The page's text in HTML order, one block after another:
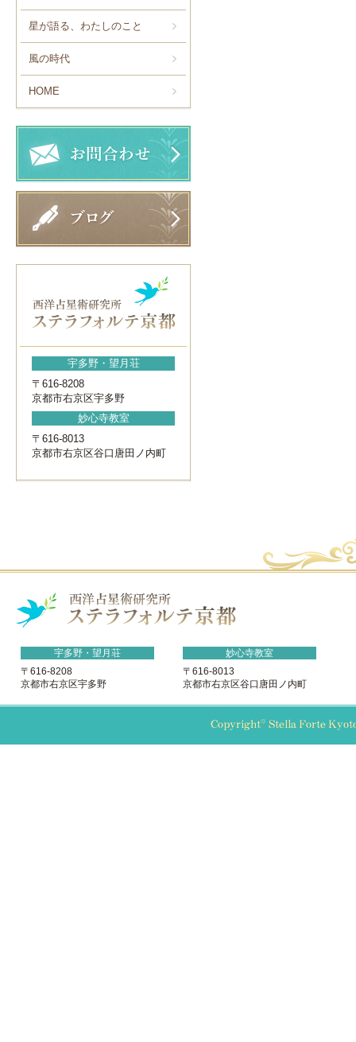
星が語る、わたしのこと
風の時代
HOME
宇多野・望月荘
〒616-8208
京都市右京区宇多野
妙心寺教室
〒616-8013
京都市右京区谷口唐田ノ内町
宇多野・望月荘
〒616-8208
京都市右京区宇多野
妙心寺教室
〒616-8013
京都市右京区谷口唐田ノ内町